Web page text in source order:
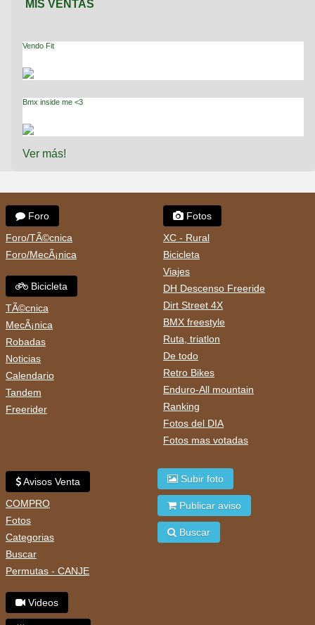
MIS VENTAS
Vendo Fit
Bmx inside me <3
Ver más!
Foro
Foro/TÃ©cnica
Foro/MecÃ¡nica
Bicicleta
TÃ©cnica
MecÃ¡nica
Robadas
Noticias
Calendario
Tandem
Freerider
Fotos
XC - Rural
Bicicleta
Viajes
DH Descenso Freeride
Dirt Street 4X
BMX freestyle
Ruta, triatlon
De todo
Retro Bikes
Enduro-All mountain
Ranking
Fotos del DIA
Fotos mas votadas
Avisos Venta
COMPRO
Fotos
Categorias
Buscar
Permutas - CANJE
Videos
Subir foto
Publicar aviso
Buscar